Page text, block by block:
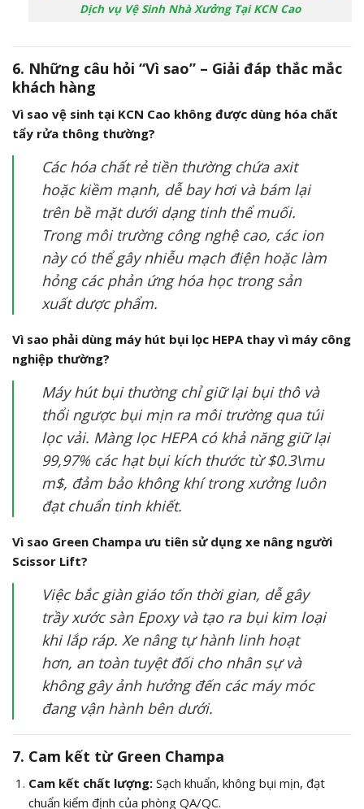
Dịch vụ Vệ Sinh Nhà Xưởng Tại KCN Cao
6. Những câu hỏi “Vì sao” – Giải đáp thắc mắc
khách hàng
Vì sao vệ sinh tại KCN Cao không được dùng hóa chất
tẩy rửa thông thường?
Các hóa chất rẻ tiền thường chứa axit
hoặc kiềm mạnh, dễ bay hơi và bám lại
trên bề mặt dưới dạng tinh thể muối.
Trong môi trường công nghệ cao, các ion
này có thể gây nhiễu mạch điện hoặc làm
hỏng các phản ứng hóa học trong sản
xuất dược phẩm.
Vì sao phải dùng máy hút bụi lọc HEPA thay vì máy công
nghiệp thường?
Máy hút bụi thường chỉ giữ lại bụi thô và
thổi ngược bụi mịn ra môi trường qua túi
lọc vải. Màng lọc HEPA có khả năng giữ lại
99,97% các hạt bụi kích thước từ$0.3\mu
m$, đảm bảo không khí trong xưởng luôn
đạt chuẩn tinh khiết.
Vì sao Green Champa ưu tiên sử dụng xe nâng người
Scissor Lift?
Việc bắc giàn giáo tốn thời gian, dễ gây
trầy xước sàn Epoxy và tạo ra bụi kim loại
khi lắp ráp. Xe nâng tự hành linh hoạt
hơn, an toàn tuyệt đối cho nhân sự và
không gây ảnh hưởng đến các máy móc
đang vận hành bên dưới.
7. Cam kết từ Green Champa
Cam kết chất lượng:Sạch khuẩn, không bụi mịn, đạt
chuẩn kiểm định của phòng QA/QC.